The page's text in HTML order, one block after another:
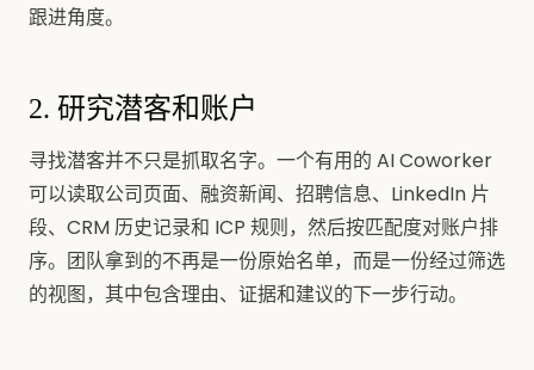
跟进角度。
2. 研究潜客和账户
寻找潜客并不只是抓取名字。一个有用的 AI Coworker
可以读取公司页面、融资新闻、招聘信息、LinkedIn 片
段、CRM 历史记录和 ICP 规则，然后按匹配度对账户排
序。团队拿到的不再是一份原始名单，而是一份经过筛选
的视图，其中包含理由、证据和建议的下一步行动。